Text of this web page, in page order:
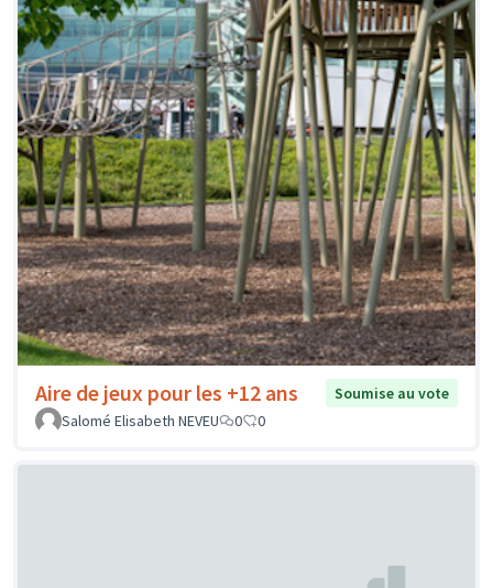
Aire de jeux pour les +12 ans
Soumise au vote
Salomé Elisabeth NEVEU
0 0